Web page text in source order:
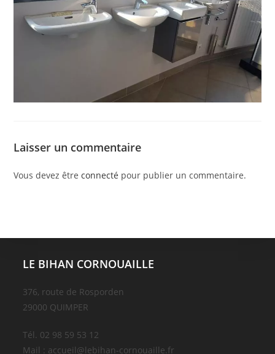
Laisser un commentaire
Vous devez êtreconnecté pour publier un commentaire.
LE BIHAN CORNOUAILLE
376, route de Rosporden
29000 QUIMPER
Tél. 02 98 59 53 12
Mail : accueil@lebihan-cornouaille.fr